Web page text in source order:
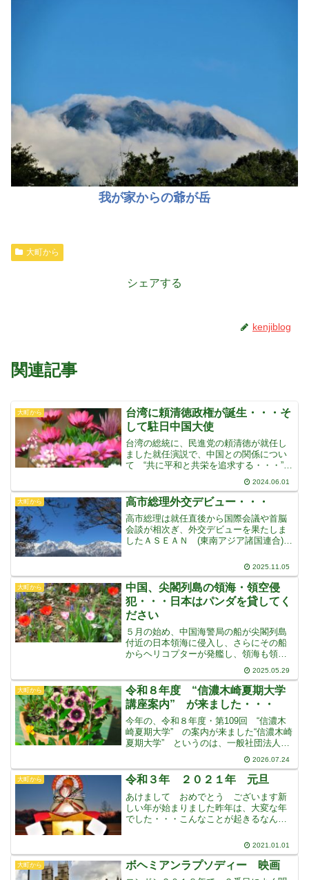
我が家からの爺が岳
大町から
シェアする
kenjiblog
関連記事
大町から
台湾に頼清徳政権が誕生・・・そ
して駐日中国大使
台湾の総統に、民進党の頼清徳が就任し
ました就任演説で、中国との関係につい
て “共に平和と共栄を追求する・・・”
とし、また言論や武力による威嚇・攻撃
を止めるよう求めました中台統一をめざ
す中国の習近平政権に対して、現状維持
を強調しながら対等な
2024.06.01
大町から 高市総理外交デビュー・・・
高市総理は就任直後から国際会議や首脳
会談が相次ぎ、外交デビューを果たしま
したＡＳＥＡＮ (東南アジア諸国連合)
の席を歩いてあいさつに回り、また逆に
各国のリーダーのほうから高市首相に駆
け寄ってきたりと大人
2025.11.05
大町から
中国、尖閣列島の領海・領空侵
犯・・・日本はパンダを貸してく
ださい
５月の始め、中国海警局の船が尖閣列島
付近の日本領海に侵入し、さらにその船
からヘリコプターが発艦し、領海も領空
も侵犯するという重大な事件が発生しま
した航空自衛隊の戦闘機がスクランブル
緊急発進し、緊張が走りました・・・前
例のないレベルの深刻な事
2025.05.29
大町から
令和８年度 “信濃木崎夏期大学
講座案内” が来ました・・・
今年の、令和８年度・第109回 “信濃木
崎夏期大学” の案内が来ました“信濃木崎
夏期大学” というのは、一般社団法人・
北安曇教育会の主催で、木崎湖畔で大正
６年から開設されている夏期大学なのだ
そうです・・・今年は108回目の開設で8
月1日から
2026.07.24
大町から 令和３年 ２０２１年 元旦
あけまして おめでとう ございます新
しい年が始まりました昨年は、大変な年
でした・・・こんなことが起きるなんて
なんて誰も想像しないようなことが、起
こってしまいましたワクチンが、開発さ
れたとはいえ、いつ収拾さ
2021.01.01
大町から ボヘミアンラプソディー 映画